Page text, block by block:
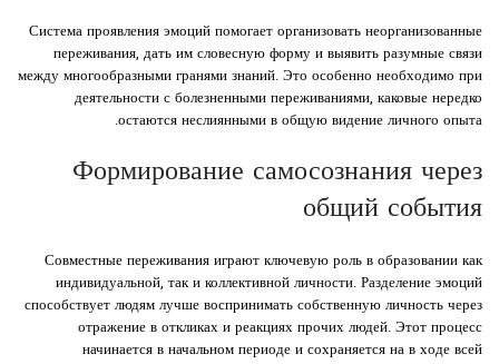
Система проявления эмоций помогает организовать неорганизованные
переживания, дать им словесную форму и выявить разумные связи
между многообразными гранями знаний. Это особенно необходимо при
деятельности с болезненными переживаниями, каковые нередко
остаются неслиянными в общую видение личного опыта.
Формирование самосознания через
общий события
Совместные переживания играют ключевую роль в образовании как
индивидуальной, так и коллективной личности. Разделение эмоций
способствует людям лучше воспринимать собственную личность через
отражение в откликах и реакциях прочих людей. Этот процесс
начинается в начальном периоде и сохраняется на в ходе всей